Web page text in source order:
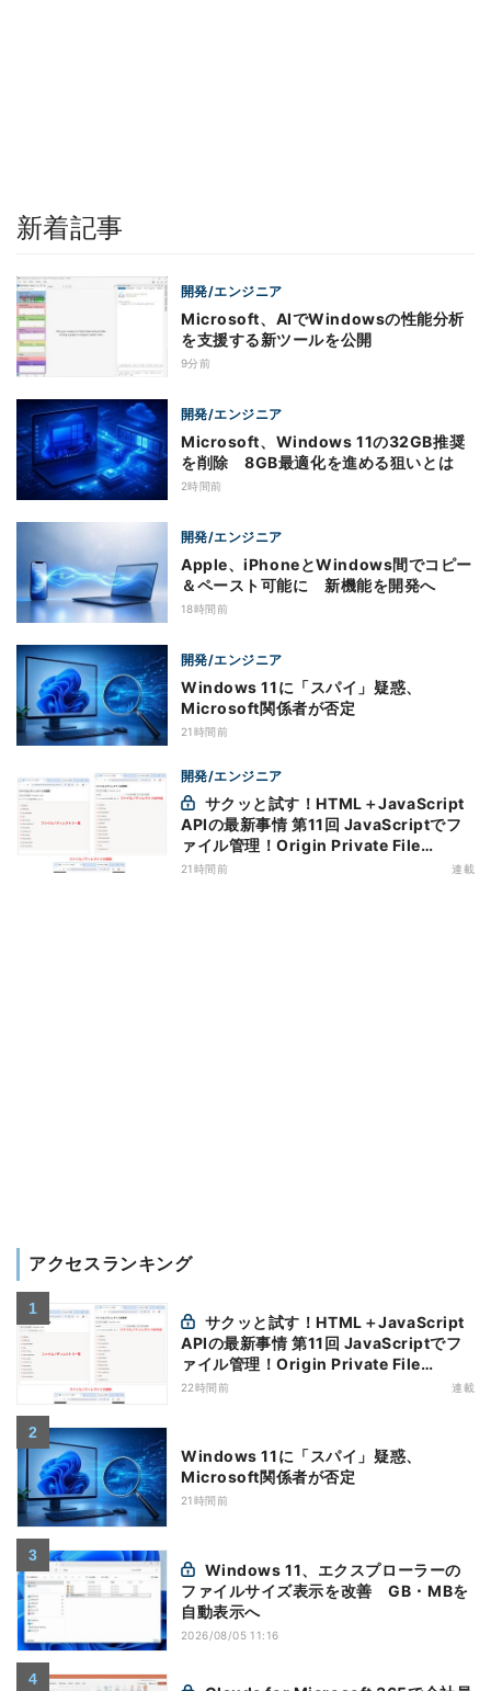
新着記事
開発/エンジニア
Microsoft、AIでWindowsの性能分析
を支援する新ツールを公開
9分前
開発/エンジニア
Microsoft、Windows 11の32GB推奨
を削除 8GB最適化を進める狙いとは
2時間前
開発/エンジニア
Apple、iPhoneとWindows間でコピー
＆ペースト可能に 新機能を開発へ
18時間前
開発/エンジニア
Windows 11に「スパイ」疑惑、
Microsoft関係者が否定
21時間前
開発/エンジニア
APIの最新事情 第11回 JavaScriptでフ
ァイル管理！Origin Private File
Systemを活用する
21時間前 連載
アクセスランキング
APIの最新事情 第11回 JavaScriptでフ
ァイル管理！Origin Private File
Systemを活用する
22時間前 連載
Windows 11に「スパイ」疑惑、
Microsoft関係者が否定
21時間前
ファイルサイズ表示を改善 GB・MBを
自動表示へ
2026/08/05 11:16